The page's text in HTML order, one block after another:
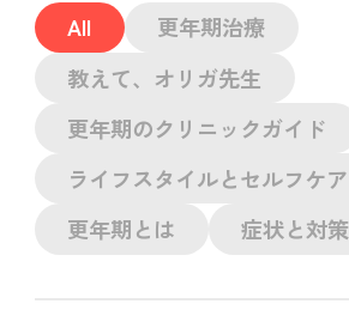
All
更年期治療
教えて、オリガ先生
更年期のクリニックガイド
ライフスタイルとセルフケア
更年期とは
症状と対策